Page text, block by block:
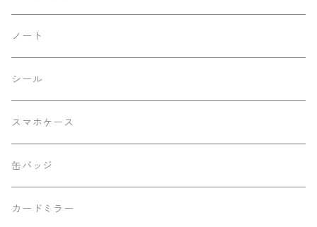
デニムバージョン
レースバージョン
シルバーラメバージョン
動物柄バージョン
改良前バージョン
ノート
シール
スマホケース
缶バッジ
カードミラー